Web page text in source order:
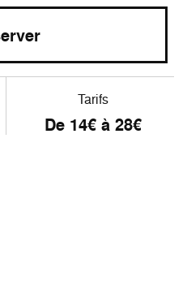
Tarifs
De 14€ à 28€